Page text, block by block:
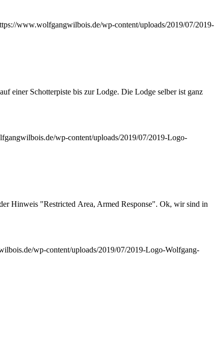
www.wolfgangwilbois.de/wp-content/uploads/2019/07/2019-
einer Schotterpiste bis zur Lodge. Die Lodge selber ist ganz
wp-content/uploads/2019/07/2019-Logo-
Hinweis "Restricted Area, Armed Response". Ok, wir sind in
wp-content/uploads/2019/07/2019-Logo-Wolfgang-